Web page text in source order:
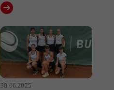
30.06.2025